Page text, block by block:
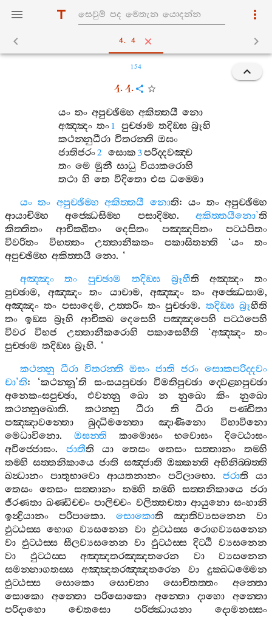
4. 4
154
4. 4.
යං තං අපුච‍්ඡිම‍්හ අකිත‍්තයී නො
අඤ‍්ඤං තං 1 පුච‍්ඡාම තදිඞ‍්ඝ බ්‍රූහි
කථන‍්නුධීරා විතරන‍්ති ඔඝං
ජාතිජරං2 සොක 3පරිද‍්දවඤ‍්ච
තං මෙ මුනී සාධු වියාකරොහි
තථා හි තෙ විදිතො එස ධම‍්මො
යං තං අපුච‍්ඡිම‍්හ අකිත‍්තයී නොති:යං තං අපුච‍්ඡිම‍්හ
ආයාචිම‍්හ
අජ‍්ඣෙසිම‍්හ පසාදිම‍්හ.අකිත‍්තයීනො’ති
කිත‍්තිතං
ආචික‍්ඛිතං දෙසිතං පඤ‍්ඤපිතං
පට‍්ඨපිතං
විවරිතං
විභත‍්තං උත‍්තානීකතං පකාසිතන‍්ති ‘යං
තං
අපුච‍්ඡිම‍්හ අකිත‍්තයී නො. ‘
අඤ‍්ඤං
තං පුච‍්ඡාම තදිඞ‍්ඝ බ්‍රූහීති අඤ‍්ඤං
තං
පුච‍්ඡාම, අඤ‍්ඤං තං යාචාම, අඤ‍්ඤං තං අජ‍්ඣෙසාම,
අඤ‍්ඤං තං පසාදෙම, උත‍්තරිං තං පුච‍්ඡාම. තදිඞ‍්ඝ බ්‍රූහීති
තං
ඉඞ‍්ඝ බ්‍රූහි ආචික‍්ඛ දෙසෙහි පඤ‍්ඤපෙහි
පට‍්ඨපෙහි
විවර
විභජ උත‍්තානීකරොහි පකාසෙහීති ‘අඤ‍්ඤං
තං
පුච‍්ඡාම තදිඞ‍්ඝ බ්‍රූහි. ‘
කථන‍්නු ධීරා විතරන‍්ති ඔඝං ජාති ජරං සොකපරිද‍්දවං
චා’ති: ‘කථන‍්නූ’ති සංසයපුච‍්ඡා විමතිපුච‍්ඡා ද‍්වෙළ‍්හපුච‍්ඡා
අනෙකංසපුච‍්ඡා, එවන‍්නු ඛො න නුඛො කිං
නුඛො
කථන‍්නුඛොති.කථන‍්නු ධීරා ති ධීරා
පණ‍්ඩිතා
පඤ‍්ඤාවන‍්තො
බුද‍්ධිමන‍්තො ඤාණිනො
විභාවිනො
මෙධාවිනො. ඔඝන‍්ති කාමොඝං භවොඝං
දිට‍්ඨොඝං
අවිජ‍්ජොඝං. ජාතීති යා තෙසං තෙසං සත‍්තානං
තම‍්හි
තම‍්හි සත‍්තනිකායෙ ජාති සඤ‍්ජාති ඔක‍්කන‍්ති අභිනිබ‍්බත‍්ති
ඛන්‍ධානං
පාතුභාවො ආයතනානං පටිලාභො. ජරාති
යා
තෙසං තෙසං සත‍්තානං තම‍්හි තම‍්හි සත‍්තනිකායෙ
ජරා
ජීරණතා ඛණ‍්ඩිච‍්චං පාලිච‍්චං වලිත‍්තචතා ආයුනො සංහානි
ඉන්‍ද්‍රියානං
පරිපාකො. සොකොති ඤාතිව්‍යසනෙන
වා
ඵුට‍්ඨස‍්ස භොග ව්‍යසනෙන වා ඵුට‍්ඨස‍්ස රොගව්‍යසනෙන
වා ඵුට‍්ඨස‍්ස සීලව්‍යසනෙන වා ඵුට‍්ඨස‍්ස දිට‍්ඨි ව්‍යසනෙන
වා
ඵුට‍්ඨස‍්ස අඤ‍්ඤතරඤ‍්ඤතරෙන වා
ව්‍යසනෙන
සමන‍්නාගතස‍්ස
අඤ‍්ඤතරඤ‍්ඤතරෙන වා
දුක‍්ඛධම‍්මෙන
ඵුට‍්ඨස‍්ස
සොකො සොචනා සොචිතත‍්තං
අන‍්තො
සොකො
අන‍්තො පරිසොකො අන‍්තො දාහො
අන‍්තො
පරිදාහො
චෙතසො පරිජ‍්ඣායනා
දොමනස‍්සං